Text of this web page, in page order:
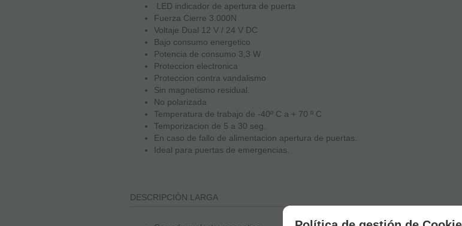
LED indicador de apertura de puerta
Fuerza Cierre 3.000N
Voltaje Dual 12 V / 24 V DC
Bajo consumo energetico
Potencia de consumo 3,3 W
Proteccion electronica
Proteccion contra vandalismo
Sin magnetismo residual.
No polarizada
Temperatura de trabajo de -40º C a + 70 º C
Temporizacion de 5 a 30 seg.
En caso de fallo de alimentacion apertura de puertas.
Ideal para puertas de emergencias.
DESCRIPCIÓN LARGA